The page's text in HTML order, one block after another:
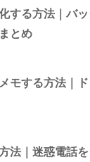
する方法｜バ
とめ
モする方法｜
法｜迷惑電話